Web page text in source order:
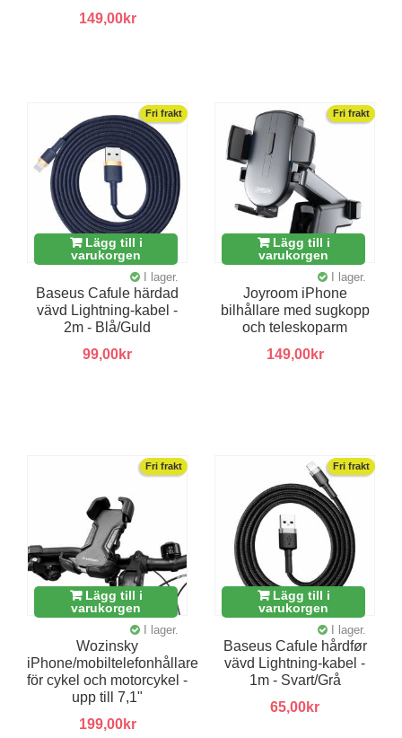
149,00kr
Fri frakt
Lägg till i
varukorgen
I lager.
Baseus Cafule härdad
vävd Lightning-kabel -
2m - Blå/Guld
99,00kr
Fri frakt
Lägg till i
varukorgen
I lager.
Joyroom iPhone
bilhållare med sugkopp
och teleskoparm
149,00kr
Fri frakt
Lägg till i
varukorgen
I lager.
Wozinsky
iPhone/mobiltelefonhållare
för cykel och motorcykel -
upp till 7,1"
199,00kr
Fri frakt
Lägg till i
varukorgen
I lager.
Baseus Cafule hårdfør
vävd Lightning-kabel -
1m - Svart/Grå
65,00kr